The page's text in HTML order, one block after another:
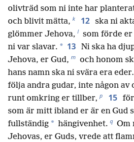
olivträd som ni inte har
och blivit mätta, k 12 ska ni
glömmer Jehova, l som förde
ni var slavar. * 13 Ni ska ha
Jehova, er Gud, m och honom
hans namn ska ni svära era eder.
följa andra gudar, inte någon av
runt omkring er tillber, p 15
som är mitt ibland er är en Gud
fullständig * hängivenhet. q Om
Jehovas, er Guds, vrede att